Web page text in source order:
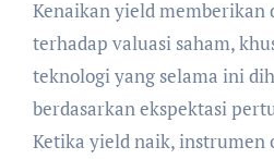
Kenaikan yield memberikan
terhadap valuasi saham,
teknologi yang selama ini
berdasarkan ekspektasi
Ketika yield naik, instrumen